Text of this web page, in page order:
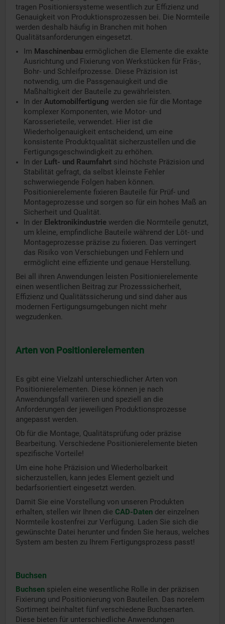
tragen Positioniersysteme wesentlich zur Effizienz und
Genauigkeit von Produktionsprozessen bei. Die Normteile
werden deshalb häufig in Branchen mit hohen
Qualitätsanforderungen eingesetzt.
Im Maschinenbau ermöglichen die Elemente die exakte
Ausrichtung und Fixierung von Werkstücken für Fräs-,
Bohr- und Schleifprozesse. Diese Präzision ist
notwendig, um die Passgenauigkeit und die
Maßhaltigkeit der Bauteile zu gewährleisten.
In der Automobilfertigung werden sie für die Montage
komplexer Komponenten, wie Motor- und
Karosserieteile, verwendet. Hier ist die
Wiederholgenauigkeit entscheidend, um eine
konsistente Produktqualität sicherzustellen und die
Fertigungsgeschwindigkeit zu erhöhen.
In der Luft- und Raumfahrt sind höchste Präzision und
Stabilität gefragt, da selbst kleinste Fehler
schwerwiegende Folgen haben können.
Positionierelemente fixieren Bauteile für Prüf- und
Montageprozesse und sorgen so für ein hohes Maß an
Sicherheit und Qualität.
In der Elektronikindustrie werden die Normteile genutzt,
um kleine, empfindliche Bauteile während der Löt- und
Montageprozesse präzise zu fixieren. Das verringert
das Risiko von Verschiebungen und Fehlern und
ermöglicht eine effiziente und genaue Herstellung.
Bei all ihren Anwendungen leisten Positionierelemente
einen wesentlichen Beitrag zur Prozesssicherheit,
Effizienz und Qualitätssicherung und sind daher aus
modernen Fertigungsumgebungen nicht mehr
wegzudenken.
Arten von Positionierelementen
Es gibt eine Vielzahl unterschiedlicher Arten von
Positionierelementen. Diese können je nach
Anwendungsfall variieren und speziell an die
Anforderungen der jeweiligen Produktionsprozesse
angepasst werden.
Ob für die Montage, Qualitätsprüfung oder präzise
Bearbeitung. Verschiedene Positionierelemente bieten
spezifische Vorteile!
Um eine hohe Präzision und Wiederholbarkeit
sicherzustellen, kann jedes Element gezielt und
bedarfsorientiert eingesetzt werden.
Damit Sie eine Vorstellung von unseren Produkten
erhalten, stellen wir Ihnen die CAD-Daten der einzelnen
Normteile kostenfrei zur Verfügung. Laden Sie sich die
gewünschte Datei herunter und finden Sie heraus, welches
System am besten zu Ihrem Fertigungsprozess passt!
Buchsen
Buchsen spielen eine wesentliche Rolle in der präzisen
Fixierung und Positionierung von Bauteilen. Das norelem
Sortiment beinhaltet fünf verschiedene Buchsenarten.
Diese bieten für unterschiedliche Anwendungen